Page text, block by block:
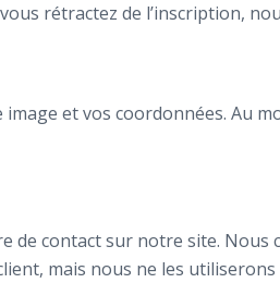
rétractez de l’inscription,
et vos coordonnées. Au
contact sur notre site. Nous
mais nous ne les utiliserons